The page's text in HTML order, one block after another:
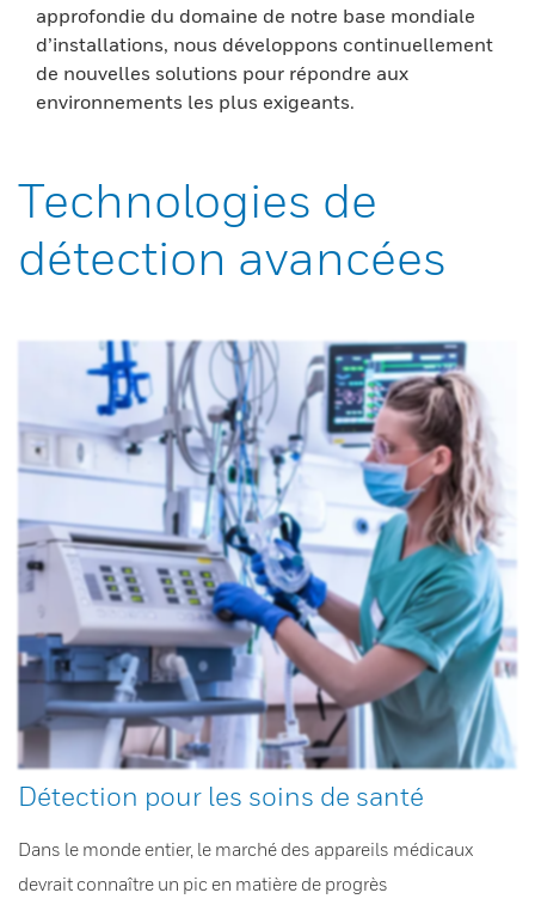
approfondie du domaine de notre base mondiale
d’installations, nous développons continuellement
de nouvelles solutions pour répondre aux
environnements les plus exigeants.
Technologies de
détection avancées
Détection pour les soins de santé
Dans le monde entier, le marché des appareils médicaux
devrait connaître un pic en matière de progrès